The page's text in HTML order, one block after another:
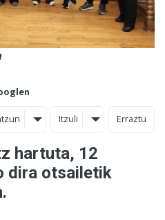
Itzuli Erraztu
hartuta, 12
dira otsailetik